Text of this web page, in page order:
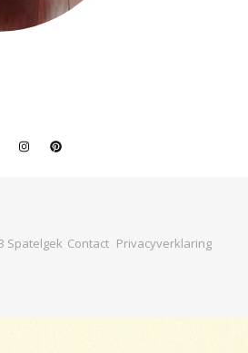
Spatelgek Contact Privacyverklaring